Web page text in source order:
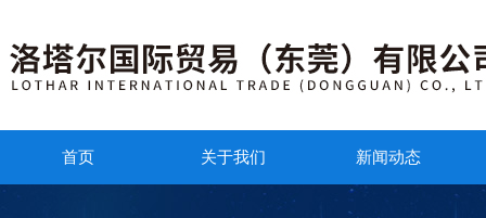
首页 关于我们 新闻动态